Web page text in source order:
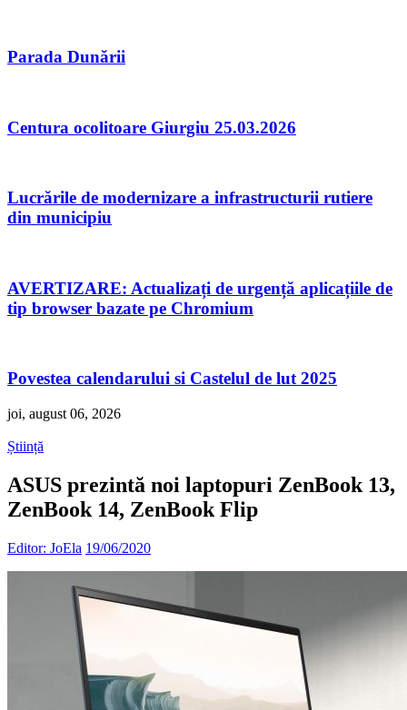
Parada Dunării
Centura ocolitoare Giurgiu 25.03.2026
Lucrările de modernizare a infrastructurii rutiere
din municipiu
AVERTIZARE: Actualizați de urgență aplicațiile de
tip browser bazate pe Chromium
Povestea calendarului si Castelul de lut 2025
joi, august 06, 2026
Știință
ASUS prezintă noi laptopuri ZenBook 13,
ZenBook 14, ZenBook Flip
Editor: JoEla 19/06/2020